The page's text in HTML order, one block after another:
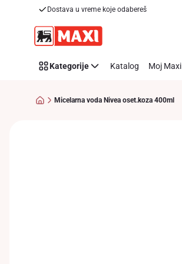
Dostava u vreme koje odabereš
Kategorije Katalog Moj Maxi
Micelarna voda Nivea oset.koza 400ml